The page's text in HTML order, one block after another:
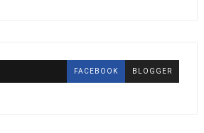
FACEBOOK BLOGGER